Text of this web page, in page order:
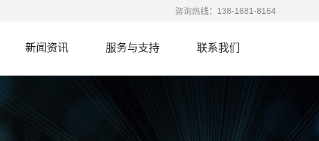
咨询热线： 138-1681-8164
新闻资讯 服务与支持 联系我们